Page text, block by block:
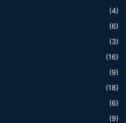
(4)
(6)
(3)
(16)
(9)
(18)
(6)
(9)